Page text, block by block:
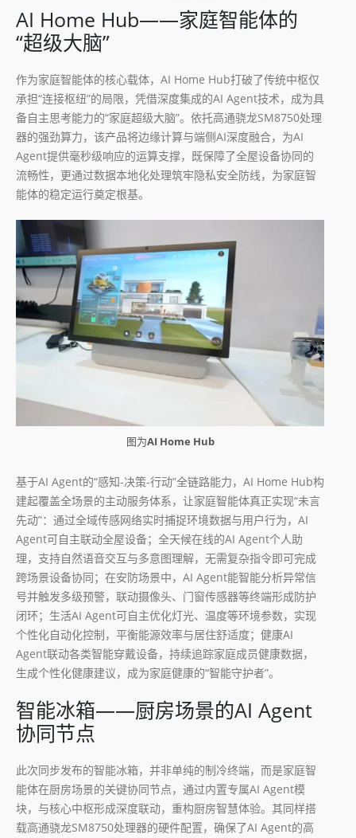
AI Home Hub——家庭智能体的
“超级大脑”
作为家庭智能体的核心载体，AI Home Hub打破了传统中枢仅
承担“连接枢纽”的局限，凭借深度集成的AI Agent技术，成为具
备自主思考能力的“家庭超级大脑”。依托高通骁龙SM8750处理
器的强劲算力，该产品将边缘计算与端侧AI深度融合，为AI
Agent提供毫秒级响应的运算支撑，既保障了全屋设备协同的
流畅性，更通过数据本地化处理筑牢隐私安全防线，为家庭智
能体的稳定运行奠定根基。
图为AI Home Hub
基于AI Agent的“感知-决策-行动”全链路能力，AI Home Hub构
建起覆盖全场景的主动服务体系，让家庭智能体真正实现“未言
先动”：通过全域传感网络实时捕捉环境数据与用户行为，AI
Agent可自主联动全屋设备；全天候在线的AI Agent个人助
理，支持自然语音交互与多意图理解，无需复杂指令即可完成
跨场景设备协同；在安防场景中，AI Agent能智能分析异常信
号并触发多级预警，联动摄像头、门窗传感器等终端形成防护
闭环；生活AI Agent可自主优化灯光、温度等环境参数，实现
个性化自动化控制，平衡能源效率与居住舒适度；健康AI
Agent联动各类智能穿戴设备，持续追踪家庭成员健康数据，
生成个性化健康建议，成为家庭健康的“智能守护者”。
智能冰箱——厨房场景的AI Agent
协同节点
此次同步发布的智能冰箱，并非单纯的制冷终端，而是家庭智
能体在厨房场景的关键协同节点，通过内置专属AI Agent模
块，与核心中枢形成深度联动，重构厨房智慧体验。其同样搭
载高通骁龙SM8750处理器的硬件配置，确保了AI Agent的高